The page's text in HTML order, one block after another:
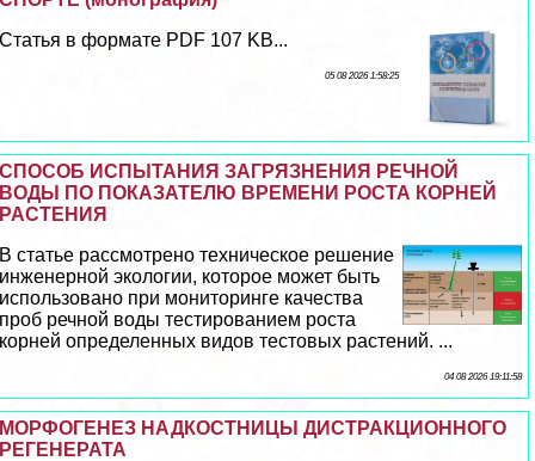
Статья в формате PDF 107 KB...
05 08 2026 1:58:25
СПОСОБ ИСПЫТАНИЯ ЗАГРЯЗНЕНИЯ РЕЧНОЙ
ВОДЫ ПО ПОКАЗАТЕЛЮ ВРЕМЕНИ РОСТА КОРНЕЙ
РАСТЕНИЯ
В статье рассмотрено техническое решение
инженерной экологии, которое может быть
использовано при мониторинге качества
проб речной воды тестированием роста
корней определенных видов тестовых растений. ...
04 08 2026 19:11:58
МОРФОГЕНЕЗ НАДКОСТНИЦЫ ДИСТРАКЦИОННОГО
РЕГЕНЕРАТА